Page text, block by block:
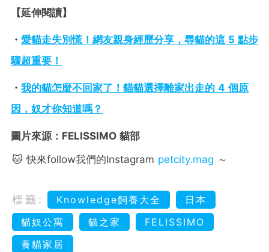
【延伸閱讀】
・ 愛貓走失別慌！網友親身經歷分享，尋貓的這 5 點步
驟超重要！
・ 我的貓怎麼不回家了！貓貓選擇離家出走的 4 個原
因，奴才你知道嗎？
圖片來源：FELISSIMO 貓部
🐱 快來follow我們的Instagram petcity.mag ～
標籤: Knowledge飼養大全
日本
貓奴公寓
貓之家
FELISSIMO
養貓家居